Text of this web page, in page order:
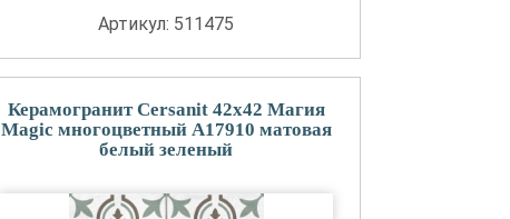
Артикул: 511475
Керамогранит Cersanit 42x42 Магия
Magic многоцветный A17910 матовая
белый зеленый